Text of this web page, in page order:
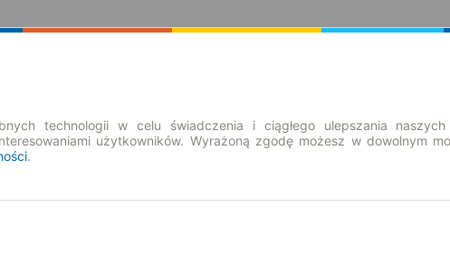
technologii w celu świadczenia i ciągłego ulepszania naszych
użytkowników. Wyrażoną zgodę możesz w dowolnym
.